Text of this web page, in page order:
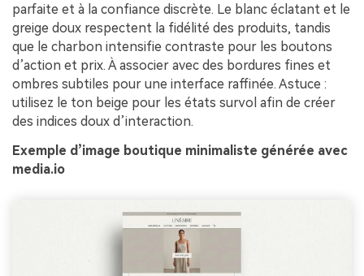
parfaite et à la confiance discrète. Le blanc éclatant et le
greige doux respectent la fidélité des produits, tandis
que le charbon intensifie contraste pour les boutons
d’action et prix. À associer avec des bordures fines et
ombres subtiles pour une interface raffinée. Astuce :
utilisez le ton beige pour les états survol afin de créer
des indices doux d’interaction.
Exemple d’image boutique minimaliste générée avec
media.io